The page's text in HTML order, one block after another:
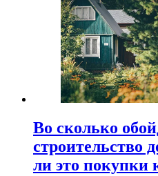
Во сколько
строительство
ли это покупки